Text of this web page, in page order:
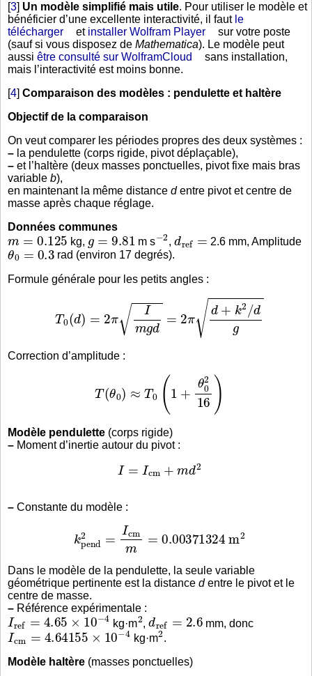
[3] Un modèle simplifié mais utile. Pour utiliser le modèle et
bénéficier d’une excellente interactivité, il faut le
télécharger
et installer Wolfram Player
sur votre poste
(sauf si vous disposez de Mathematica). Le modèle peut
aussi être consulté sur WolframCloud
sans installation,
mais l’interactivité est moins bonne.
[4] Comparaison des modèles : pendulette et haltère
Objectif de la comparaison
On veut comparer les périodes propres des deux systèmes :
– la pendulette (corps rigide, pivot déplaçable),
– et l’haltère (deux masses ponctuelles, pivot fixe mais bras
variable b),
en maintenant la même distance dentre pivot et centre de
masse après chaque réglage.
Données communes
m=0.125
kg,
g=9.81
m s
−2
,
d
2.6 mm, Amplitude
θ0 =0.3
rad (environ 17 degrés).
Formule générale pour les petits angles :
T0( d) π g = +k dg
Correction d’amplitude :
T(θ0) 0( + θ 16)
Modèle pendulette (corps rigide)
– Moment d’inertie autour du pivot :
I= m
– Constante du modèle :
kp =Icm =0.00371324 m
Dans le modèle de la pendulette, la seule variable
géométrique pertinente est la distance dentre le pivot et le
centre de masse.
– Référence expérimentale :
Iref=4.65× 10−4
kg·m
2
,
d 2.6
mm, donc
Icm 4.64155×10−4
kg·m
2
.
Modèle haltère (masses ponctuelles)